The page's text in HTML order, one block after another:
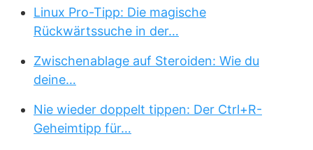
Linux Pro-Tipp: Die magische
Rückwärtssuche in der…
Zwischenablage auf Steroiden: Wie du
deine…
Nie wieder doppelt tippen: Der Ctrl+R-
Geheimtipp für…